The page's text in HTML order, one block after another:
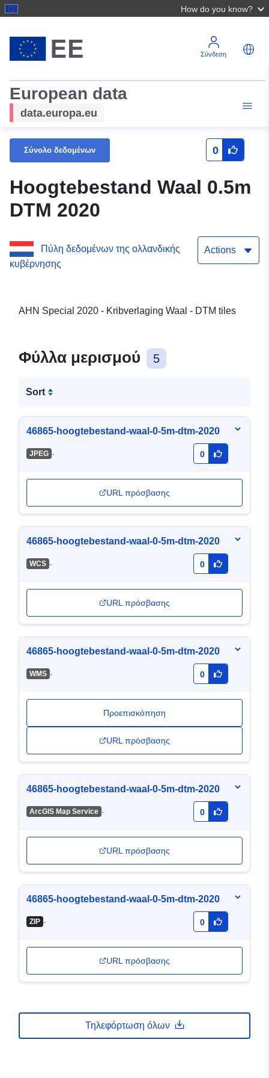
How do you know?
Σύνδεση
European data
data.europa.eu
Σύνολο δεδομένων 0
Hoogtebestand Waal 0.5m
DTM 2020
Πύλη δεδομένων της ολλανδικής
κυβέρνησης
Actions
AHN Special 2020 - Kribverlaging Waal - DTM tiles
Φύλλα μερισμού 5
Sort
46865-hoogtebestand-waal-0-5m-dtm-2020
JPEG - 0
URL πρόσβασης
46865-hoogtebestand-waal-0-5m-dtm-2020
WCS - 0
URL πρόσβασης
46865-hoogtebestand-waal-0-5m-dtm-2020
WMS - 0
Προεπισκόπηση
URL πρόσβασης
46865-hoogtebestand-waal-0-5m-dtm-2020
ArcGIS Map Service - 0
URL πρόσβασης
46865-hoogtebestand-waal-0-5m-dtm-2020
ZIP - 0
URL πρόσβασης
Τηλεφόρτωση όλων